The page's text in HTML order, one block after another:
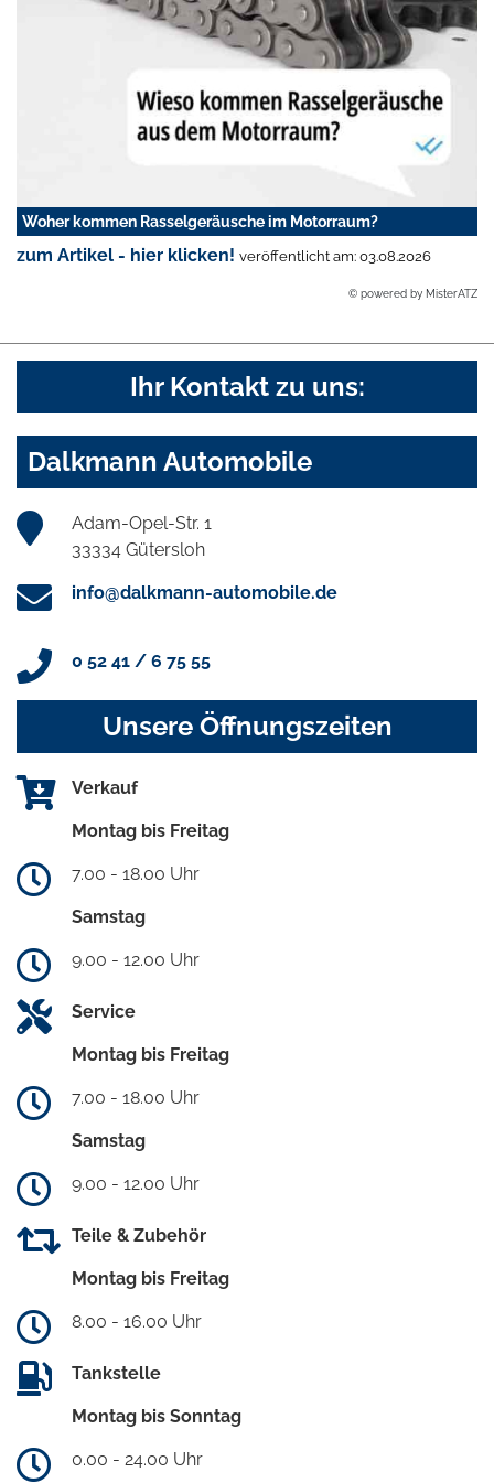
Woher kommen Rasselgeräusche im Motorraum?
zum Artikel - hier klicken! veröffentlicht am: 03.08.2026
© powered by MisterATZ
Ihr Kontakt zu uns:
Dalkmann Automobile
Adam-Opel-Str. 1
33334 Gütersloh
info@dalkmann-automobile.de
0 52 41 / 6 75 55
Unsere Öffnungszeiten
Verkauf
Montag bis Freitag
7.00 - 18.00 Uhr
Samstag
9.00 - 12.00 Uhr
Service
Montag bis Freitag
7.00 - 18.00 Uhr
Samstag
9.00 - 12.00 Uhr
Teile & Zubehör
Montag bis Freitag
8.00 - 16.00 Uhr
Tankstelle
Montag bis Sonntag
0.00 - 24.00 Uhr